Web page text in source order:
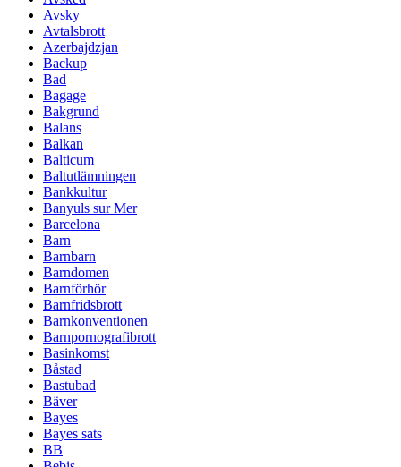
Avsky
Avtalsbrott
Azerbajdzjan
Backup
Bad
Bagage
Bakgrund
Balans
Balkan
Balticum
Baltutlämningen
Bankkultur
Banyuls sur Mer
Barcelona
Barn
Barnbarn
Barndomen
Barnförhör
Barnfridsbrott
Barnkonventionen
Barnpornografibrott
Basinkomst
Båstad
Bastubad
Bäver
Bayes
Bayes sats
BB